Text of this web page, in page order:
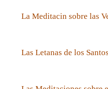
La Meditacin sobre las
Las Letanas de los